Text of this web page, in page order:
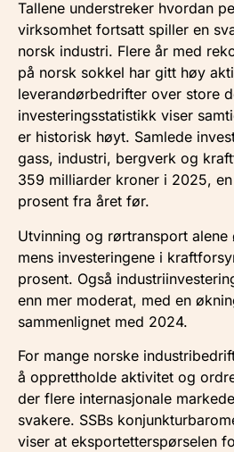
Tallene understreker hvordan
virksomhet fortsatt spiller en
norsk industri. Flere år med
på norsk sokkel har gitt høy
leverandørbedrifter over store
investeringsstatistikk viser
er historisk høyt. Samlede
gass, industri, bergverk og
359 milliarder kroner i 2025,
prosent fra året før.
Utvinning og rørtransport
mens investeringene i
prosent. Også
enn mer moderat, med en
sammenlignet med 2024.
For mange norske
å opprettholde aktivitet og
der flere internasjonale
svakere. SSBs
viser at eksportetterspørselen